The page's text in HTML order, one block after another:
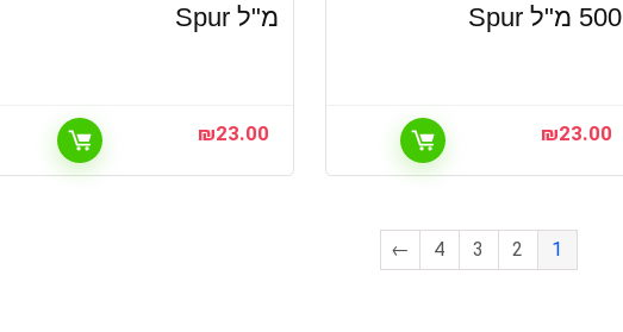
500 מ"ל Spur
₪23.00
מ"ל Spur
₪23.00
1
2
3
4
←